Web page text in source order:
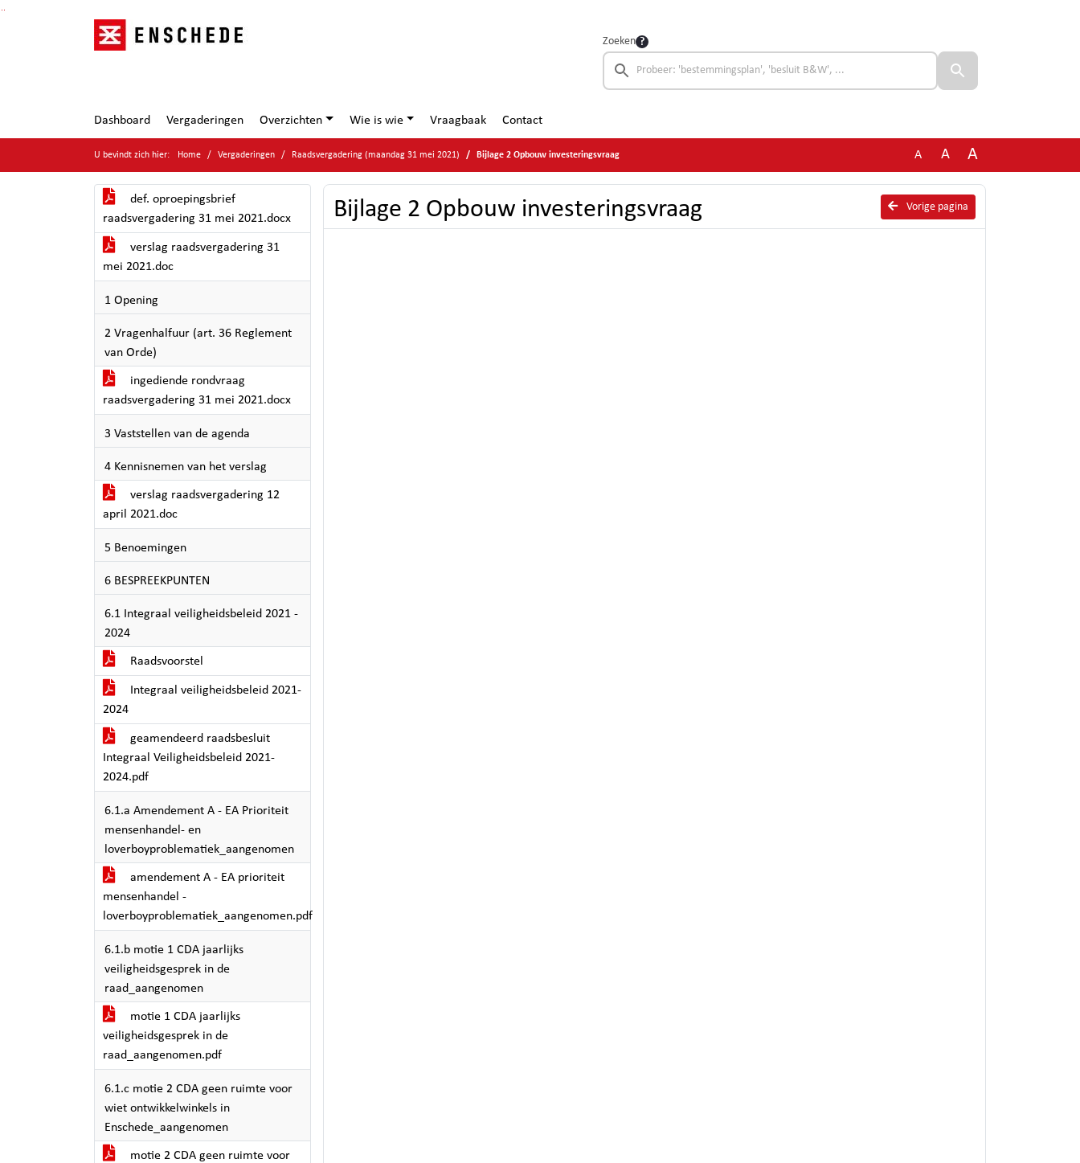
Ga naar de inhoud van deze pagina
Ga naar het zoeken
Ga naar het menu
Zoeken
Dashboard Vergaderingen Overzichten Wie is wie Vraagbaak Contact
U bevindt zich hier: Home Vergaderingen Raadsvergadering (maandag 31 mei 2021) Bijlage 2 Opbouw investeringsvraag A A A
def. oproepingsbrief
raadsvergadering 31 mei 2021.docx
verslag raadsvergadering 31
mei 2021.doc
1 Opening
2 Vragenhalfuur (art. 36 Reglement
van Orde)
ingediende rondvraag
raadsvergadering 31 mei 2021.docx
3 Vaststellen van de agenda
4 Kennisnemen van het verslag
verslag raadsvergadering 12
april 2021.doc
5 Benoemingen
6 BESPREEKPUNTEN
6.1 Integraal veiligheidsbeleid 2021 -
2024
Raadsvoorstel
Integraal veiligheidsbeleid 2021-
2024
geamendeerd raadsbesluit
Integraal Veiligheidsbeleid 2021-
2024.pdf
6.1.a Amendement A - EA Prioriteit
mensenhandel- en
loverboyproblematiek_aangenomen
amendement A - EA prioriteit
mensenhandel -
loverboyproblematiek_aangenomen.pdf
6.1.b motie 1 CDA jaarlijks
veiligheidsgesprek in de
raad_aangenomen
motie 1 CDA jaarlijks
veiligheidsgesprek in de
raad_aangenomen.pdf
6.1.c motie 2 CDA geen ruimte voor
wiet ontwikkelwinkels in
Enschede_aangenomen
motie 2 CDA geen ruimte voor
Vorige pagina
Bijlage 2 Opbouw investeringsvraag